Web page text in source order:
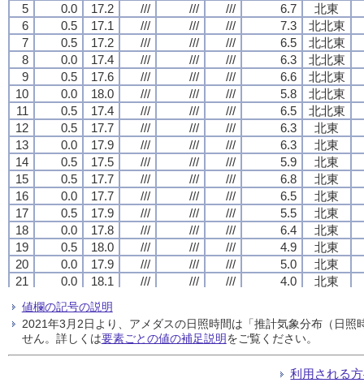
5
0.0 17.2 /// /// /// 6.7
北東
6
0.5 17.1 /// /// /// 7.3
北北東
7
0.5 17.2 /// /// /// 6.5
北北東
8
0.0 17.4 /// /// /// 6.3
北北東
9
0.5 17.6 /// /// /// 6.6
北北東
10
0.0 18.0 /// /// /// 5.8
北北東
11
0.5 17.4 /// /// /// 6.5
北北東
12
0.5 17.7 /// /// /// 6.3
北東
13
0.0 17.9 /// /// /// 6.3
北東
14
0.5 17.5 /// /// /// 5.9
北東
15
0.5 17.7 /// /// /// 6.8
北東
16
0.0 17.7 /// /// /// 6.5
北東
17
0.5 17.9 /// /// /// 5.5
北東
18
0.0 17.8 /// /// /// 6.4
北東
19
0.5 18.0 /// /// /// 4.9
北東
20
0.0 17.9 /// /// /// 5.0
北東
21
0.0 18.1 /// /// /// 4.0
北東
18.4
23
0.0 18.2
北東
24
0.5 17.9 /// /// /// 4.0 北東
5
0.0 17.2 /// /// /// 6.7
北東
6
0.5 17.1 /// /// /// 7.3
北北東
7
0.5 17.2 /// /// /// 6.5
北北東
8
0.0 17.4 /// /// /// 6.3
北北東
9
0.5 17.6 /// /// /// 6.6
北北東
10
0.0 18.0 /// /// /// 5.8
北北東
11
0.5 17.4 /// /// /// 6.5
北北東
12
0.5 17.7 /// /// /// 6.3
北東
13
0.0 17.9 /// /// /// 6.3
北東
14
0.5 17.5 /// /// /// 5.9
北東
15
0.5 17.7 /// /// /// 6.8
北東
16
0.0 17.7 /// /// /// 6.5
北東
17
0.5 17.9 /// /// /// 5.5
北東
18
0.0 17.8 /// /// /// 6.4
北東
19
0.5 18.0 /// /// /// 4.9
北東
20
0.0 17.9 /// /// /// 5.0
北東
21
0.0 18.1 /// /// /// 4.0
北東
18.4
23
0.0 18.2
北東
24
0.5 17.9 /// /// /// 4.0 北東
5
0.0 17.2 /// /// /// 6.7
北東
6
0.5 17.1 /// /// /// 7.3
北北東
7
0.5 17.2 /// /// /// 6.5
北北東
8
0.0 17.4 /// /// /// 6.3
北北東
9
0.5 17.6 /// /// /// 6.6
北北東
10
0.0 18.0 /// /// /// 5.8
北北東
11
0.5 17.4 /// /// /// 6.5
北北東
12
0.5 17.7 /// /// /// 6.3
北東
13
0.0 17.9 /// /// /// 6.3
北東
14
0.5 17.5 /// /// /// 5.9
北東
15
0.5 17.7 /// /// /// 6.8
北東
16
0.0 17.7 /// /// /// 6.5
北東
17
0.5 17.9 /// /// /// 5.5
北東
18
0.0 17.8 /// /// /// 6.4
北東
19
0.5 18.0 /// /// /// 4.9
北東
20
0.0 17.9 /// /// /// 5.0
北東
21
0.0 18.1 /// /// /// 4.0
北東
18.4
23
0.0 18.2
北東
24
0.5 17.9 /// /// /// 4.0 北東
5
0.0 17.2 /// /// /// 6.7
北東
6
0.5 17.1 /// /// /// 7.3
北北東
7
0.5 17.2 /// /// /// 6.5
北北東
8
0.0 17.4 /// /// /// 6.3
北北東
9
0.5 17.6 /// /// /// 6.6
北北東
10
0.0 18.0 /// /// /// 5.8
北北東
11
0.5 17.4 /// /// /// 6.5
北北東
12
0.5 17.7 /// /// /// 6.3
北東
13
0.0 17.9 /// /// /// 6.3
北東
14
0.5 17.5 /// /// /// 5.9
北東
15
0.5 17.7 /// /// /// 6.8
北東
16
0.0 17.7 /// /// /// 6.5
北東
17
0.5 17.9 /// /// /// 5.5
北東
18
0.0 17.8 /// /// /// 6.4
北東
19
0.5 18.0 /// /// /// 4.9
北東
20
0.0 17.9 /// /// /// 5.0
北東
21
0.0 18.1 /// /// /// 4.0
北東
18.4
23
0.0 18.2
北東
24
0.5 17.9 /// /// /// 4.0 北東
値欄の記号の説明
2021年3月2日より、アメダスの日照時間は「推計気象分布（日
せん。詳しくは要素ごとの値の補足説明をご覧ください。
利用される